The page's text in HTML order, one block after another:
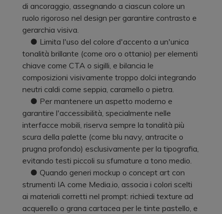
di ancoraggio, assegnando a ciascun colore un
ruolo rigoroso nel design per garantire contrasto e
gerarchia visiva.
● Limita l'uso del colore d'accento a un'unica
tonalità brillante (come oro o ottanio) per elementi
chiave come CTA o sigilli, e bilancia le
composizioni visivamente troppo dolci integrando
neutri caldi come seppia, caramello o pietra.
● Per mantenere un aspetto moderno e
garantire l'accessibilità, specialmente nelle
interfacce mobili, riserva sempre la tonalità più
scura della palette (come blu navy, antracite o
prugna profondo) esclusivamente per la tipografia,
evitando testi piccoli su sfumature a tono medio.
● Quando generi mockup o concept art con
strumenti IA come Media.io, associa i colori scelti
ai materiali corretti nel prompt: richiedi texture ad
acquerello o grana cartacea per le tinte pastello, e